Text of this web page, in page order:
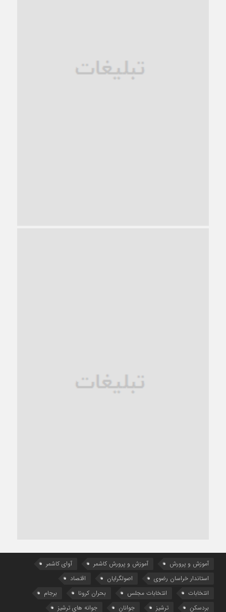
آموزش و پرورش آموزش و پرورش کاشمر
آوای کاشمر
استاندار خراسان رضوی
اصولگرایان
اقتصاد
انتخابات
انتخابات مجلس بحران کرونا
برجام
بردسکن
ترشیز جوانان جوانه های ترشیز